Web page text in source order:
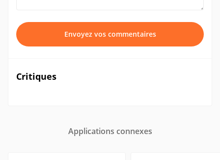
Envoyez vos commentaires
Critiques
Applications connexes